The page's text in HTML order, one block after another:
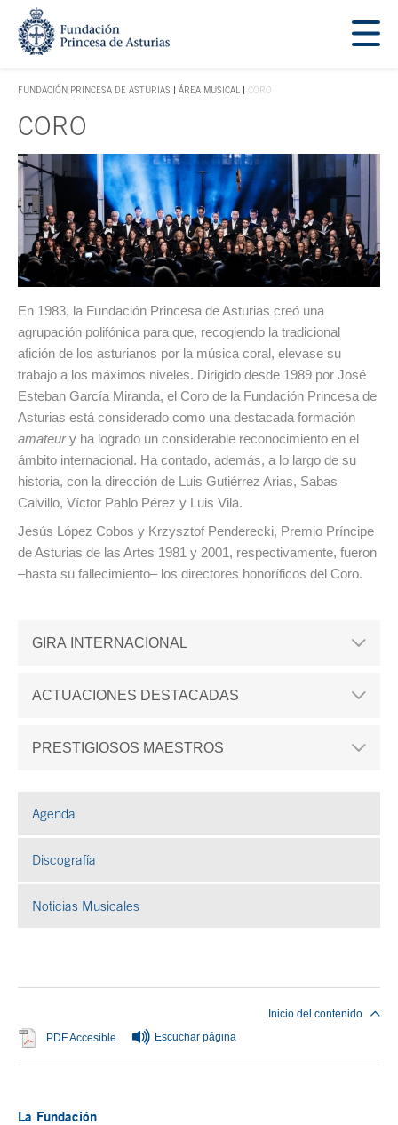
Saltar navegación. Ir directamente al contenido principal
FUNDACIÓN PRINCESA DE ASTURIAS
TECLA DE ACCESO 1
ÁREA MUSICAL CORO
CORO
Contenido principal
En 1983, la Fundación Princesa de Asturias creó una
agrupación polifónica para que, recogiendo la tradicional
afición de los asturianos por la música coral, elevase su
trabajo a los máximos niveles. Dirigido desde 1989 por José
Esteban García Miranda, el Coro de la Fundación Princesa de
Asturias está considerado como una destacada formación
amateury ha logrado un considerable reconocimiento en el
ámbito internacional. Ha contado, además, a lo largo de su
historia, con la dirección de Luis Gutiérrez Arias, Sabas
Calvillo, Víctor Pablo Pérez y Luis Vila.
Jesús López Cobos y Krzysztof Penderecki, Premio Príncipe
de Asturias de las Artes 1981 y 2001, respectivamente, fueron
–hasta su fallecimiento– los directores honoríficos del Coro.
GIRA INTERNACIONAL
ACTUACIONES DESTACADAS
PRESTIGIOSOS MAESTROS
Agenda
Discografía
Noticias Musicales
PDF Accesible Se abre en ventana nueva
Escuchar página
Inicio del contenido
La Fundación